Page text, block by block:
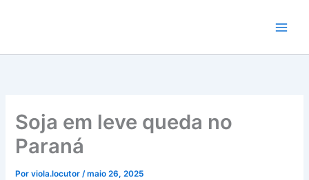
conteúdo
Soja em leve queda no
Paraná
Porviola.locutor/maio 26, 2025